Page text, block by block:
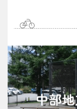
さくら名所100公園
洋式庭園 ドッグラン
Pickup 花の名所
インクルーシブパーク
ふわふわドーム バス
福島
サッカー・フットサ
歴史・文化財
紅葉の美しい公園
屋内遊び場